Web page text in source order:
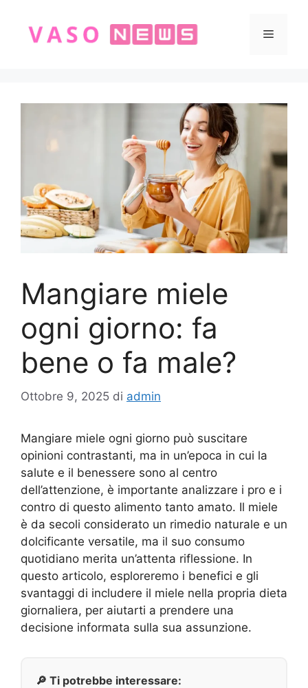
contenuto
Menu
Mangiare miele
ogni giorno: fa
bene o fa male?
Ottobre 9, 2025 di admin
Mangiare miele ogni giorno può suscitare
opinioni contrastanti, ma in un’epoca in cui la
salute e il benessere sono al centro
dell’attenzione, è importante analizzare i pro e i
contro di questo alimento tanto amato. Il miele
è da secoli considerato un rimedio naturale e un
dolcificante versatile, ma il suo consumo
quotidiano merita un’attenta riflessione. In
questo articolo, esploreremo i benefici e gli
svantaggi di includere il miele nella propria dieta
giornaliera, per aiutarti a prendere una
decisione informata sulla sua assunzione.
🔎 Ti potrebbe interessare: